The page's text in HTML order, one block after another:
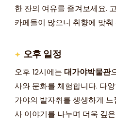
한 잔의 여유를 즐겨보세요.
카페들이 많으니 취향에 맞
오후 일정
오후 12시에는 대가야박물관
사와 문화를 체험합니다. 다
가야의 발자취를 생생하게
사 이야기를 나누며 더욱 깊